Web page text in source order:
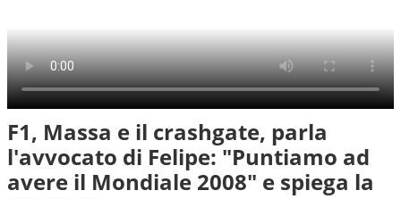
F1, Massa e il crashgate, parla
l'avvocato di Felipe: "Puntiamo ad
avere il Mondiale 2008" e spiega la